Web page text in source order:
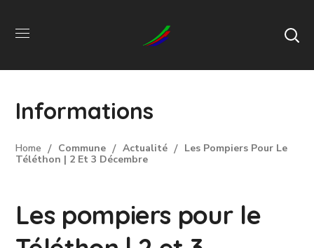
Informations
Home Commune Actualité
Les Pompiers Pour Le
Téléthon | 2 Et 3 Décembre
Les pompiers pour le